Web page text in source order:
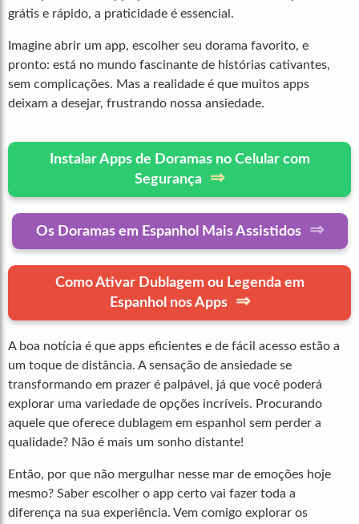
grátis e rápido, a praticidade é essencial.
Imagine abrir um app, escolher seu dorama favorito, e
pronto: está no mundo fascinante de histórias cativantes,
sem complicações. Mas a realidade é que muitos apps
deixam a desejar, frustrando nossa ansiedade.
Instalar Apps de Doramas no Celular com
Segurança
⇒
Os Doramas em Espanhol Mais Assistidos ⇒
Como Ativar Dublagem ou Legenda em
Espanhol nos Apps
⇒
A boa notícia é que apps eficientes e de fácil acesso estão a
um toque de distância. A sensação de ansiedade se
transformando em prazer é palpável, já que você poderá
explorar uma variedade de opções incríveis. Procurando
aquele que oferece dublagem em espanhol sem perder a
qualidade? Não é mais um sonho distante!
Então, por que não mergulhar nesse mar de emoções hoje
mesmo? Saber escolher o app certo vai fazer toda a
diferença na sua experiência. Vem comigo explorar os